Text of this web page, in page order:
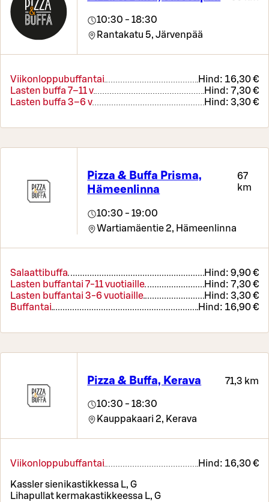
10:30 - 18:30
Rantakatu 5, Järvenpää
Viikonloppubuffantai Hind: 16,30 €
Lasten buffa 7–11 v
Hind: 7,30 €
Lasten buffa 3–6 v
Hind: 3,30 €
Pizza & Buffa Prisma,
Hämeenlinna
67
km
10:30 - 19:00
Wartiamäentie 2, Hämeenlinna
Salaattibuffa Hind: 9,90 €
Lasten buffantai 7-11 vuotiaille
Hind: 7,30 €
Lasten buffantai 3-6 vuotiaille
Hind: 3,30 €
Buffantai
Hind: 16,90 €
Pizza & Buffa, Kerava 71,3 km
10:30 - 18:30
Kauppakaari 2, Kerava
Viikonloppubuffantai Hind: 16,30 €
Kassler sienikastikkessa L, G
Lihapullat kermakastikkeessa L, G